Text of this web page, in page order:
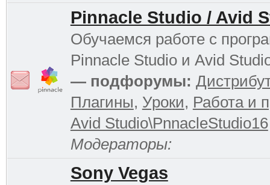
Pinnacle Studio / Avid
Обучаемся работе с
Pinnacle Studio и Avid
— подфорумы:
Плагины, Уроки, Работа и
Avid Studio\PnnacleStudio16
Модераторы:
Sony Vegas